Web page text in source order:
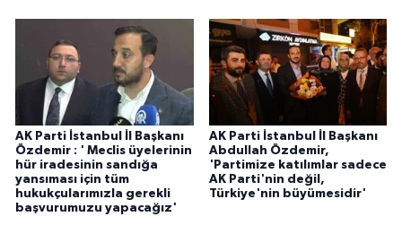
AK Parti İstanbul İl Başkanı
Özdemir : ' Meclis üyelerinin
hür iradesinin sandığa
yansıması için tüm
hukukçularımızla gerekli
başvurumuzu yapacağız'
AK Parti İstanbul İl Başkanı
Abdullah Özdemir,
'Partimize katılımlar sadece
AK Parti'nin değil,
Türkiye'nin büyümesidir'